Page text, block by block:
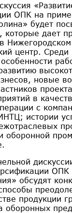
ОПК на
будет
которые дает
центр.
новые
в
с
истории
оборонной
обсудят
продукции
оборонных